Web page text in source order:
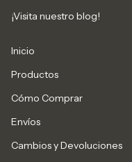
¡Visita nuestro blog!
Inicio
Productos
Cómo Comprar
Envíos
Cambios y Devoluciones